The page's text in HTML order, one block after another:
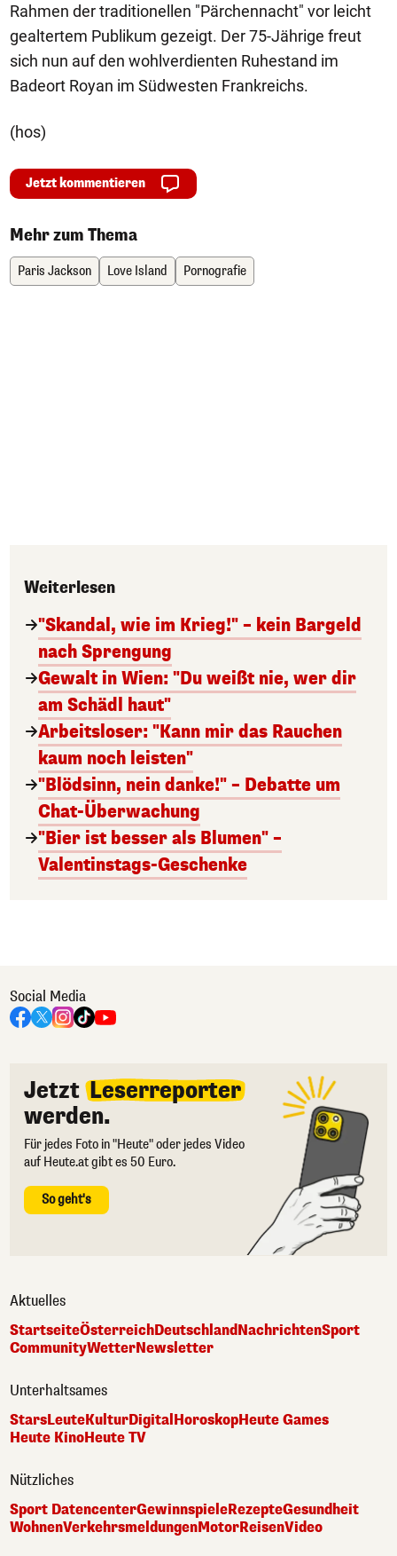
Rahmen der traditionellen "Pärchennacht" vor leicht
gealtertem Publikum gezeigt. Der 75-Jährige freut
sich nun auf den wohlverdienten Ruhestand im
Badeort Royan im Südwesten Frankreichs.
(hos)
Jetzt kommentieren
Mehr zum Thema
Paris Jackson Love Island Pornografie
Weiterlesen
"Skandal, wie im Krieg!" – kein Bargeld
nach Sprengung
Gewalt in Wien: "Du weißt nie, wer dir
am Schädl haut"
Arbeitsloser: "Kann mir das Rauchen
kaum noch leisten"
"Blödsinn, nein danke!" – Debatte um
Chat-Überwachung
"Bier ist besser als Blumen" –
Valentinstags-Geschenke
Social Media
Jetzt Leserreporter
werden.
Für jedes Foto in "Heute" oder jedes Video
auf Heute.at gibt es 50 Euro.
So geht's
Aktuelles
StartseiteÖsterreichDeutschlandNachrichtenSport
CommunityWetterNewsletter
Unterhaltsames
StarsLeuteKulturDigital HoroskopHeute Games
Heute KinoHeute TV
Nützliches
Sport DatencenterGewinnspieleRezepteGesundheit
WohnenVerkehrsmeldungenMotorReisenVideo